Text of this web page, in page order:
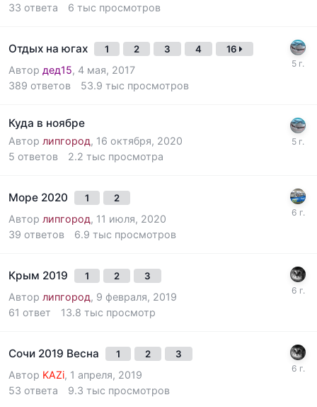
33 ответа 6 тыс просмотров
Отдых на югах 1 2 3 4 16
Автор дед15, 4 мая, 2017
389 ответов 53.9 тыс просмотров
Куда в ноябре
Автор липгород, 16 октября, 2020
5 ответов 2.2 тыс просмотра
Море 2020 1 2
Автор липгород, 11 июля, 2020
39 ответов 6.9 тыс просмотров
Крым 2019 1 2 3
Автор липгород, 9 февраля, 2019
61 ответ 13.8 тыс просмотр
Сочи 2019 Весна 1 2 3
Автор KAZi, 1 апреля, 2019
53 ответа 9.3 тыс просмотров